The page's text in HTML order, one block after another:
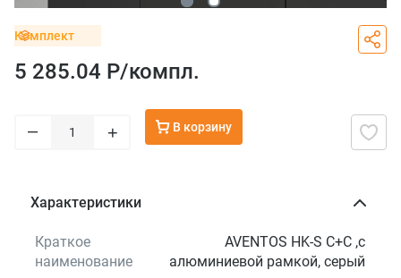
Комплект
5 285.04 Р/компл.
– + В корзину
Характеристики
Краткое
наименование
AVENTOS HK-S C+C ,с
алюминиевой рамкой, серый